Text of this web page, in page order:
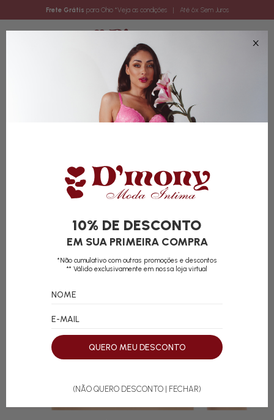
Frete Grátis para Ohio *Veja as condições| Até 6x Sem Juros
0
10% DE DESCONTO
EM SUA PRIMEIRA COMPRA
*Não cumulativo com outras promoções e descontos
** Válido exclusivamente em nossa loja virtual
QUERO MEU DESCONTO
(NÃO QUERO DESCONTO | FECHAR)